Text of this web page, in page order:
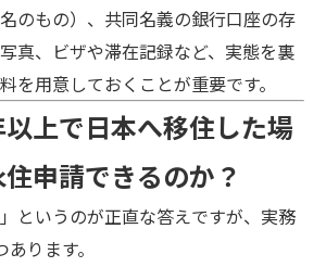
のもの）、共同名義の銀行口座の存
真、ビザや滞在記録など、実態を裏
を用意しておくことが重要です。
上で日本へ移住した場
申請できるのか？
というのが正直な答えですが、実務
ります。